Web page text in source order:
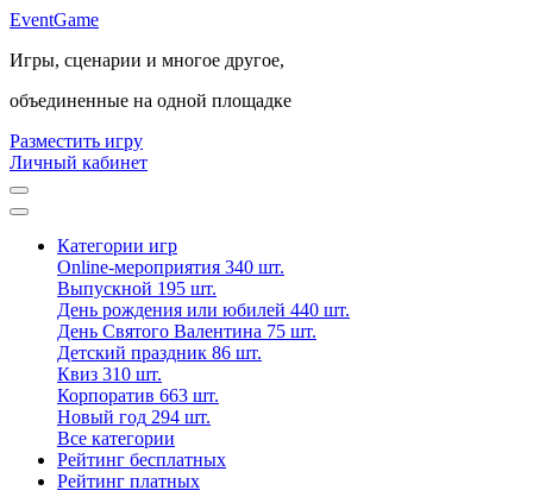
EventGame
Игры, сценарии и многое другое,
объединенные на одной площадке
Разместить игру
Личный кабинет
Категории игр
Online-мероприятия 340 шт.
Выпускной 195 шт.
День рождения или юбилей 440 шт.
День Святого Валентина 75 шт.
Детский праздник 86 шт.
Квиз 310 шт.
Корпоратив 663 шт.
Новый год 294 шт.
Все категории
Рейтинг бесплатных
Рейтинг платных